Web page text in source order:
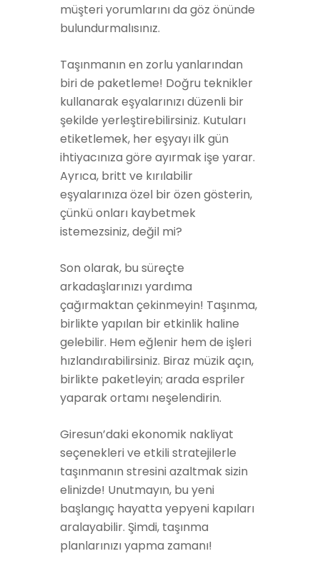
müşteri yorumlarını da göz önünde
bulundurmalısınız.
Taşınmanın en zorlu yanlarından
biri de paketleme! Doğru teknikler
kullanarak eşyalarınızı düzenli bir
şekilde yerleştirebilirsiniz. Kutuları
etiketlemek, her eşyayı ilk gün
ihtiyacınıza göre ayırmak işe yarar.
Ayrıca, britt ve kırılabilir
eşyalarınıza özel bir özen gösterin,
çünkü onları kaybetmek
istemezsiniz, değil mi?
Son olarak, bu süreçte
arkadaşlarınızı yardıma
çağırmaktan çekinmeyin! Taşınma,
birlikte yapılan bir etkinlik haline
gelebilir. Hem eğlenir hem de işleri
hızlandırabilirsiniz. Biraz müzik açın,
birlikte paketleyin; arada espriler
yaparak ortamı neşelendirin.
Giresun’daki ekonomik nakliyat
seçenekleri ve etkili stratejilerle
taşınmanın stresini azaltmak sizin
elinizde! Unutmayın, bu yeni
başlangıç hayatta yepyeni kapıları
aralayabilir. Şimdi, taşınma
planlarınızı yapma zamanı!